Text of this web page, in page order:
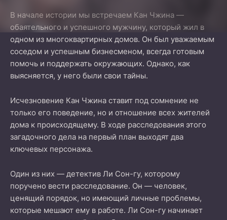
В начале истории мы встречаем Кан Чжина —
обаятельного и успешного мужчину, который жил в
одном из многоквартирных домов. Он был уважаемым
соседом и успешным бизнесменом, всегда готовым
помочь и поддержать окружающих. Однако, как
выясняется, у него были свои тайны.
Исчезновение Кан Чжина ставит под сомнение не
только его поведение, но и отношение всех жителей
дома к происходящему. В ходе расследования этого
загадочного дела на первый план выходят два
ключевых персонажа.
Один из них — детектив Ли Сон-гу, которому
поручено вести расследование. Он — человек,
ценящий порядок, но имеющий личные проблемы,
которые мешают ему в работе. Ли Сон-гу начинает